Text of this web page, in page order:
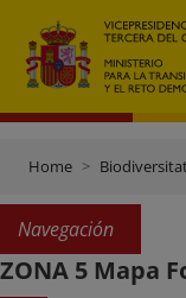
Home
Navegación
ZONA 5 Mapa